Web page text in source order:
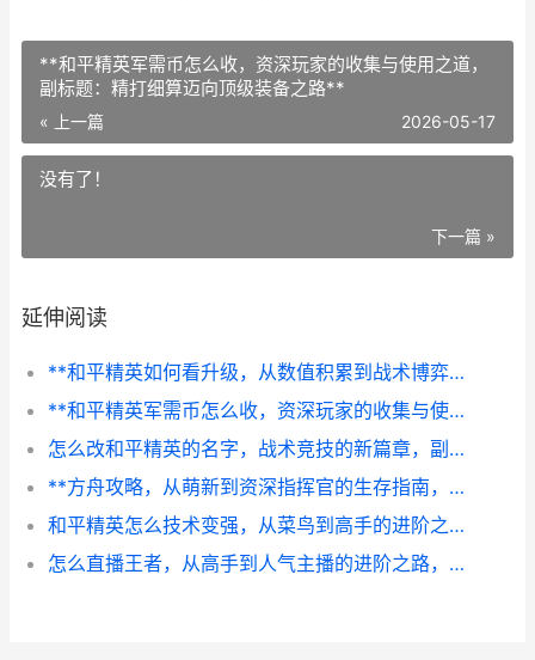
**和平精英军需币怎么收，资深玩家的收集与使用之道，
副标题：精打细算迈向顶级装备之路**
« 上一篇 2026-05-17
没有了！
下一篇 »
延伸阅读
**和平精英如何看升级，从数值积累到战术博弈的蜕变**
**和平精英军需币怎么收，资深玩家的收集与使用之道，副标题：精打细算迈向顶级装备之路**
怎么改和平精英的名字，战术竞技的新篇章，副标题从命名看游戏的文化突围
**方舟攻略，从萌新到资深指挥官的生存指南，副标题，泰拉大陆的进阶法则与深度思考**
和平精英怎么技术变强，从菜鸟到高手的进阶之路副标题，资深玩家的实战心得分享
怎么直播王者，从高手到人气主播的进阶之路，副标题，资深玩家的实战心得与成长路径